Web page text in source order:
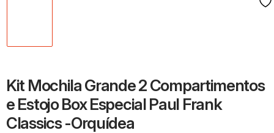
Kit Mochila Grande 2 Compartimentos
e Estojo Box Especial Paul Frank
Classics -Orquídea